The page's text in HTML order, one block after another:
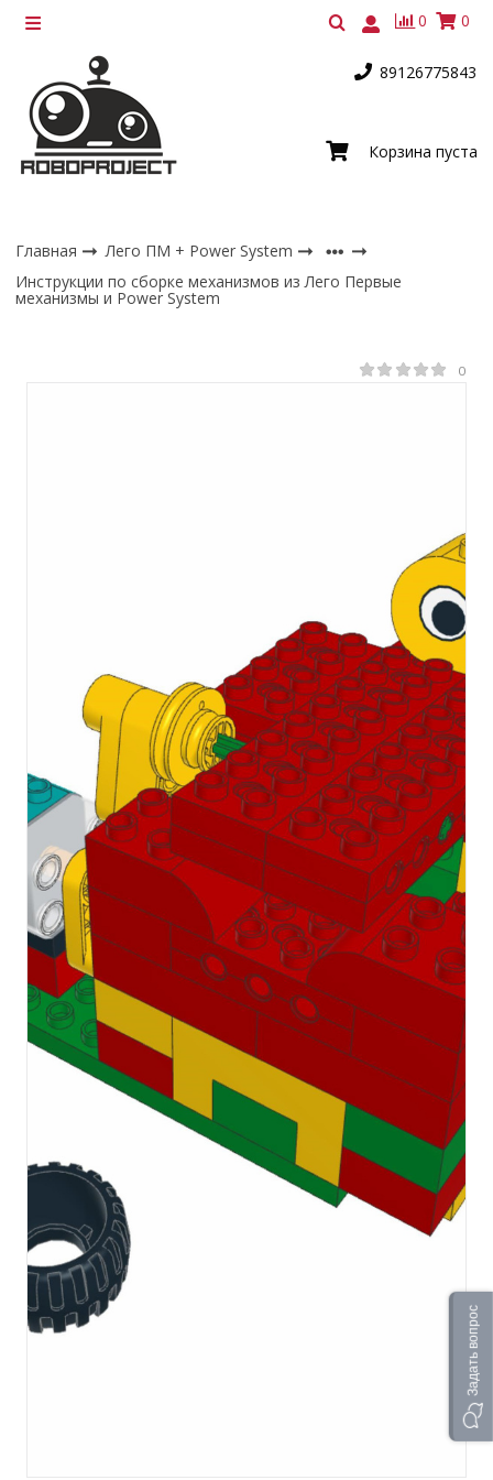
0 0
89126775843
Корзина пуста
Главная
Лего ПМ + Power System
Инструкции по сборке механизмов из Лего Первые
механизмы и Power System
0
Задать вопрос